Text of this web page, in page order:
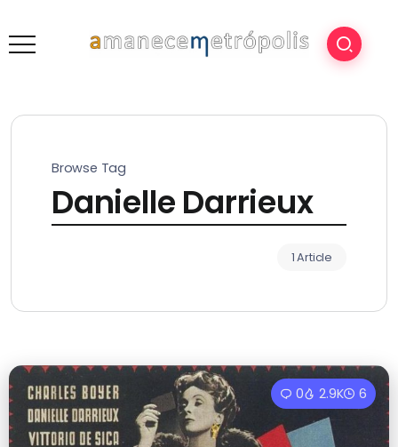
Browse Tag
Danielle Darrieux
1 Article
0 2.9K 6